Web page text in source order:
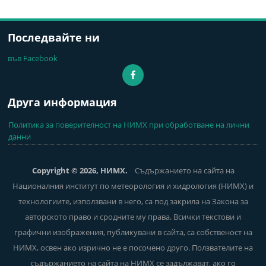
Последвайте ни
във Facebook
Друга информация
Политика за поверителност на НИМХ при обработване на лични
данни
Copyright © 2026, НИМХ. Съдържанието на сайта на
Националния институт по метеорология и хидрология (НИМХ) и
технологиите, използвани в него, са под закрила на Закона за
авторското право и сродните му права. Всички текстови и
графични изображения, публикувани в сайта, са собственост на
НИМХ, освен ако изрично не е посочено друго. Ползвателите на
съдържанието на сайта на НИМХ се задължават, ако го